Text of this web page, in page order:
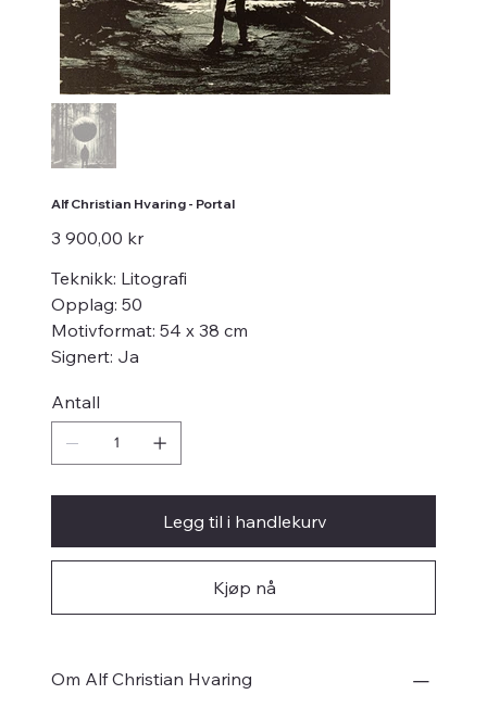
Alf Christian Hvaring - Portal
Pris
3 900,00 kr
Teknikk: Litografi
Opplag: 50
Motivformat: 54 x 38 cm
Signert: Ja
Antall
Legg til i handlekurv
Kjøp nå
Om Alf Christian Hvaring